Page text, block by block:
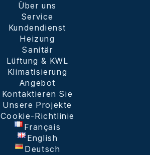
Über uns
Service
Kundendienst
Heizung
Sanitär
Lüftung & KWL
Klimatisierung
Angebot
Kontaktieren Sie
Unsere Projekte
Cookie-Richtlinie
Français
English
Deutsch